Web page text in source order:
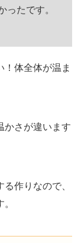
たです。
体全体が温ま
かさが違います
作りなので、